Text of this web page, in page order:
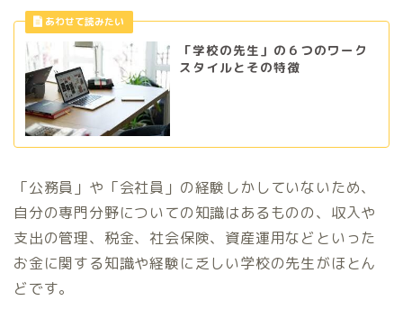
「学校の先生」の６つのワーク
スタイルとその特徴
「公務員」や「会社員」の経験しかしていないため、
自分の専門分野についての知識はあるものの、収入や
支出の管理、税金、社会保険、資産運用などといった
お金に関する知識や経験に乏しい学校の先生がほとん
どです。